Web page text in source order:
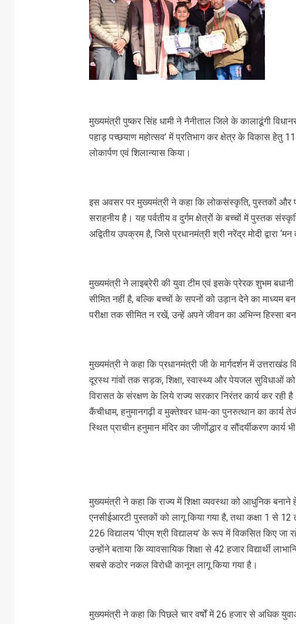
मुख्यमंत्री पुष्कर सिंह धामी ने नैनीताल जिले के कालाढूंगी
पहाड़ पच्छयाण महोत्सव’ में प्रतिभाग कर क्षेत्र के विकास हेतु
लोकार्पण एवं शिलान्यास किया।
इस अवसर पर मुख्यमंत्री ने कहा कि लोकसंस्कृति, पुस्तकों और
सराहनीय है। यह पर्वतीय व दुर्गम क्षेत्रों के बच्चों में पुस्तक
अद्वितीय उपक्रम है, जिसे प्रधानमंत्री श्री नरेंद्र मोदी द्वारा ‘मन
मुख्यमंत्री ने लाइब्रेरी की युवा टीम एवं इसके प्रेरक शुभम
सीमित नहीं है, बल्कि बच्चों के सपनों को उड़ान देने का माध्यम
परीक्षा तक सीमित न रखें, उन्हें अपने जीवन का अभिन्न हिस्सा
मुख्यमंत्री ने कहा कि प्रधानमंत्री जी के मार्गदर्शन में
दूरस्थ गांवों तक सड़क, शिक्षा, स्वास्थ्य और पेयजल सुविधाओं
विरासत के संरक्षण के लिये राज्य सरकार निरंतर कार्य कर रही
कैंचीधाम, हनुमानगढ़ी व मुक्तेश्वर धाम-का पुनरुत्थान का कार्य
स्थित प्राचीन हनुमान मंदिर का जीर्णाेद्धार व सौंदर्यीकरण कार्य
मुख्यमंत्री ने कहा कि राज्य में शिक्षा व्यवस्था को आधुनिक बनाने
एनसीईआरटी पुस्तकों को लागू किया गया है, तथा कक्षा 1 से
226 विद्यालय ‘पीएम श्री विद्यालय’ के रूप में विकसित किए
उन्होंने बताया कि व्यावसायिक शिक्षा से 42 हजार विद्यार्थी
सबसे कठोर नकल विरोधी कानून लागू किया गया है।
मुख्यमंत्री ने कहा कि पिछले चार वर्षों में 26 हजार से अधिक